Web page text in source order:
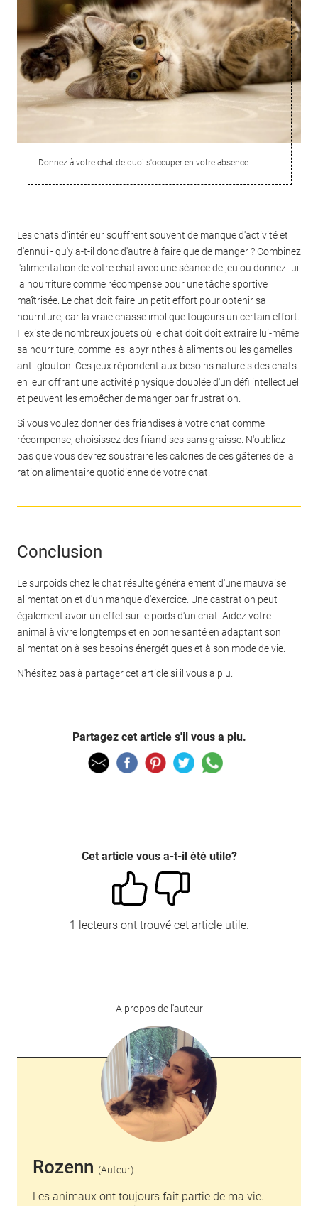
Donnez à votre chat de quoi s'occuper en votre absence.
Les chats d'intérieur souffrent souvent de manque d'activité et
d'ennui - qu'y a-t-il donc d'autre à faire que de manger ? Combinez
l'alimentation de votre chat avec une séance de jeu ou donnez-lui
la nourriture comme récompense pour une tâche sportive
maîtrisée. Le chat doit faire un petit effort pour obtenir sa
nourriture, car la vraie chasse implique toujours un certain effort.
Il existe de nombreux jouets où le chat doit doit extraire lui-même
sa nourriture, comme les labyrinthes à aliments ou les gamelles
anti-glouton. Ces jeux répondent aux besoins naturels des chats
en leur offrant une activité physique doublée d'un défi intellectuel
et peuvent les empêcher de manger par frustration.
Si vous voulez donner des friandises à votre chat comme
récompense, choisissez des friandises sans graisse. N'oubliez
pas que vous devrez soustraire les calories de ces gâteries de la
ration alimentaire quotidienne de votre chat.
Conclusion
Le surpoids chez le chat résulte généralement d'une mauvaise
alimentation et d'un manque d'exercice. Une castration peut
également avoir un effet sur le poids d'un chat. Aidez votre
animal à vivre longtemps et en bonne santé en adaptant son
alimentation à ses besoins énergétiques et à son mode de vie.
N'hésitez pas à partager cet article si il vous a plu.
Partagez cet article s'il vous a plu.
Cet article vous a-t-il été utile?
1 lecteurs ont trouvé cet article utile.
A propos de l'auteur
Rozenn (Auteur)
Les animaux ont toujours fait partie de ma vie.